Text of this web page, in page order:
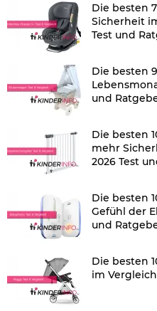
Die besten
Sicherheit
Test und
Die besten
und
Die besten
mehr
2026 Test
Die besten
Gefühl der
und
Die besten
im